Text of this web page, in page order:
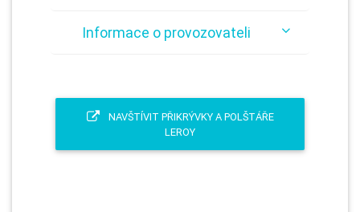
Informace o provozovateli
NAVŠTÍVIT PŘIKRÝVKY A POLŠTÁŘE
LEROY